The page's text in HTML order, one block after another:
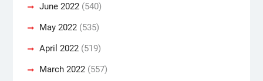
June 2022(540)
May 2022(535)
April 2022(519)
March 2022(557)